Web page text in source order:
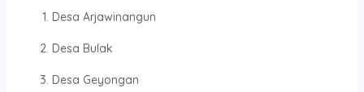
Desa Arjawinangun
Desa Bulak
Desa Geyongan